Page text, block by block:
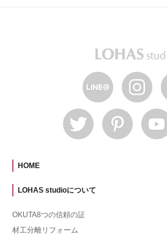
HOME
LOHAS studioについて
OKUTA8つの信頼の証
材工分離リフォーム